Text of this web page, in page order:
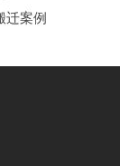
迁案例